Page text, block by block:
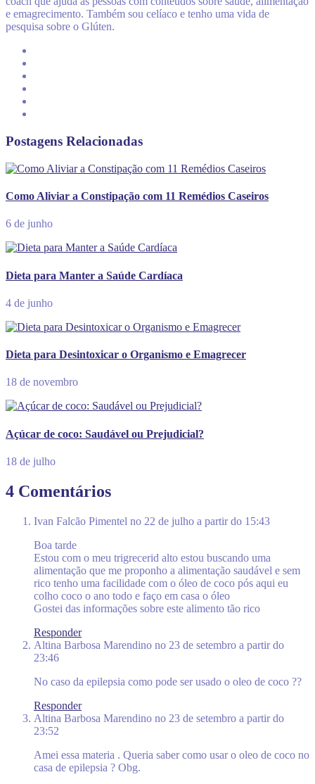
e emagrecimento. Também sou celíaco e tenho uma vida de
pesquisa sobre o Glúten.
Postagens Relacionadas
Como Aliviar a Constipação com 11 Remédios Caseiros
6 de junho
Dieta para Manter a Saúde Cardíaca
4 de junho
Dieta para Desintoxicar o Organismo e Emagrecer
18 de novembro
Açúcar de coco: Saudável ou Prejudicial?
18 de julho
4 Comentários
Ivan Falcão Pimentel no 22 de julho a partir do 15:43
Boa tarde
Estou com o meu trigrecerid alto estou buscando uma
alimentação que me proponho a alimentação saudável e sem
rico tenho uma facilidade com o óleo de coco pós aqui eu
colho coco o ano todo e faço em casa o óleo
Gostei das informações sobre este alimento tão rico
Responder
Altina Barbosa Marendino no 23 de setembro a partir do
23:46
No caso da epilepsia como pode ser usado o oleo de coco ??
Responder
Altina Barbosa Marendino no 23 de setembro a partir do
23:52
Amei essa materia . Queria saber como usar o oleo de coco no
casa de epilepsia ? Obg.